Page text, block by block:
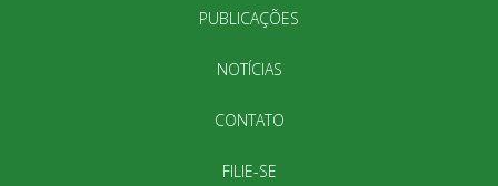
PUBLICAÇÕES
NOTÍCIAS
CONTATO
FILIE-SE